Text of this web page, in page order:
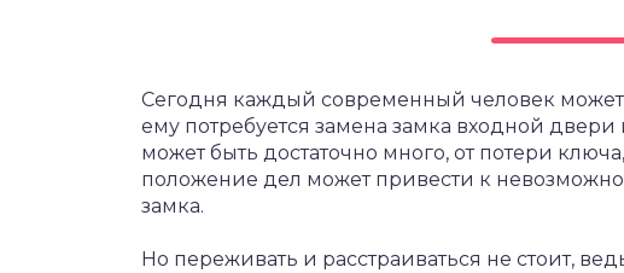
Сегодня каждый современный человек может
ему потребуется замена замка входной
может быть достаточно много, от потери
положение дел может привести к
замка.
Но переживать и расстраиваться не стоит,